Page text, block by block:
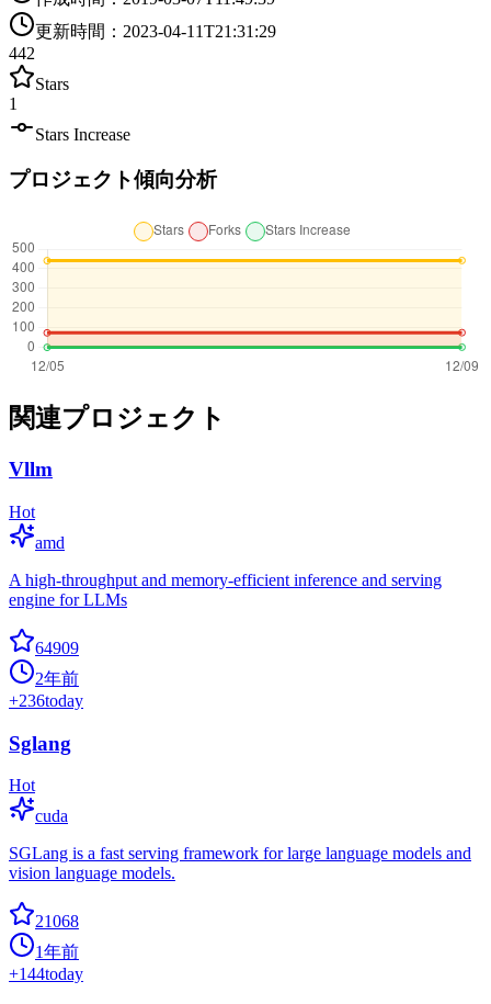
更新時間 ： 2023-04-11T21:31:29
442
Stars
1
Stars Increase
プロジェクト傾向分析
関連プロジェクト
Vllm
Hot
amd
A high-throughput and memory-efficient inference and serving
engine for LLMs
64909
2年前
+236today
Sglang
Hot
cuda
SGLang is a fast serving framework for large language models and
vision language models.
21068
1年前
+144today